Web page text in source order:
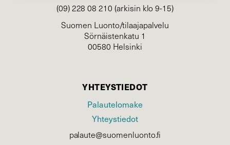
(09) 228 08 210 (arkisin klo 9-15)
Suomen Luonto/tilaajapalvelu
Sörnäistenkatu 1
00580 Helsinki
YHTEYSTIEDOT
Palautelomake
Yhteystiedot
palaute@suomenluonto.fi